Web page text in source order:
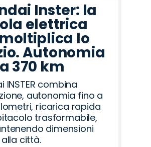
Inster: la
elettrica
lo
Autonomia
370 km
INSTER combina
autonomia fino a
ricarica rapida
trasformabile,
dimensioni
città.